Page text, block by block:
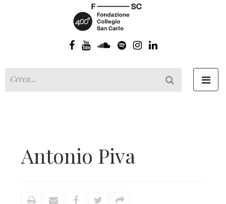
Antonio Piva